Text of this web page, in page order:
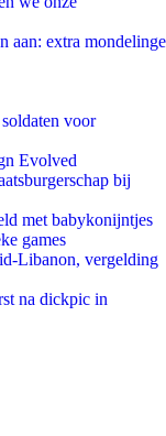
aan: extra mondelinge
voor
Evolved
bij
met babykonijntjes
games
Libanon, vergelding
na dickpic in